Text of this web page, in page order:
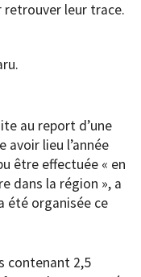
retrouver leur trace.
au report d’une
avoir lieu l’année
être effectuée « en
dans la région », a
été organisée ce
contenant 2,5